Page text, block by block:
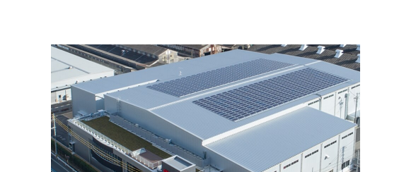
活性炭
グループ会社一覧
SDGsへの取り組み
保有資格・認証一覧